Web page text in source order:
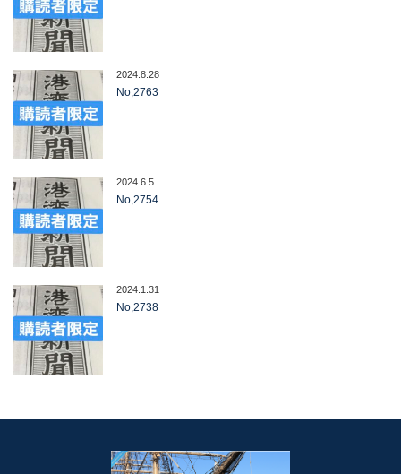
2024.8.28
No,2763
2024.6.5
No,2754
2024.1.31
No,2738